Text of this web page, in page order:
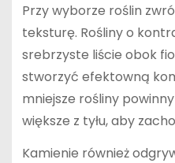
Przy wyborze roślin
teksturę. Rośliny o
srebrzyste liście obok
stworzyć efektowną
mniejsze rośliny
większe z tyłu, aby
Kamienie również